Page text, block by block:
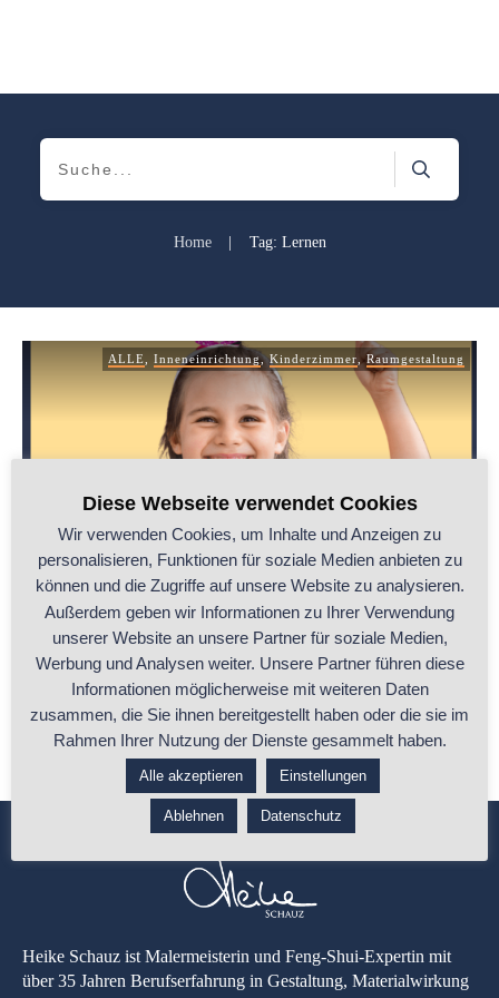
Home Tag: Lernen
ALLE Inneneinrichtung,Kinderzimmer ,Raumgestaltung
Wie unterstützt Feng Shui Dein Kind beim
Lernen?
Noch sind Sommerferien, doch für viele Kinder beginnt bald wieder
die Schulzeit. Wird Dein...
...ganzen Beitrag lesen
Heike Schauz ist Malermeisterin und Feng-Shui-Expertin mit
über 35 Jahren Berufserfahrung in Gestaltung, Materialwirkung
Diese Webseite verwendet Cookies
Wir verwenden Cookies, um Inhalte und Anzeigen zu
personalisieren, Funktionen für soziale Medien anbieten zu
können und die Zugriffe auf unsere Website zu analysieren.
Außerdem geben wir Informationen zu Ihrer Verwendung
unserer Website an unsere Partner für soziale Medien,
Werbung und Analysen weiter. Unsere Partner führen diese
Informationen möglicherweise mit weiteren Daten
zusammen, die Sie ihnen bereitgestellt haben oder die sie im
Rahmen Ihrer Nutzung der Dienste gesammelt haben.
Alle akzeptieren Einstellungen
Ablehnen Datenschutz